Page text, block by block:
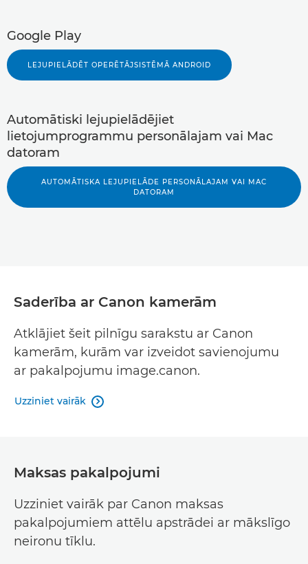
Google Play
LEJUPIELĀDĒT OPERĒTĀJSISTĒMĀ ANDROID
Automātiski lejupielādējiet
lietojumprogrammu personālajam vai Mac
datoram
AUTOMĀTISKA LEJUPIELĀDE PERSONĀLAJAM VAI MAC
DATORAM
Saderība ar Canon kamerām
Atklājiet šeit pilnīgu sarakstu ar Canon
kamerām, kurām var izveidot savienojumu
ar pakalpojumu image.canon.
Uzziniet vairāk 
Maksas pakalpojumi
Uzziniet vairāk par Canon maksas
pakalpojumiem attēlu apstrādei ar mākslīgo
neironu tīklu.